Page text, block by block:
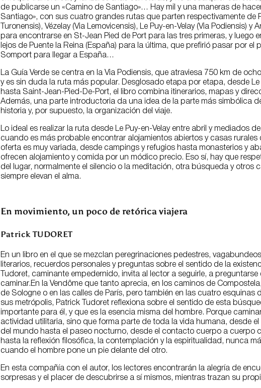
de publicarse un «Camino de Santiago»… Hay mil y una maneras de
Santiago», con sus cuatro grandes rutas que parten respectivamente de
Turonensis), Vézelay (Via Lemovicensis), Le Puy-en-Velay (Via Podiensis) y
para encontrarse en St-Jean Pied de Port para las tres primeras, y luego
lejos de Puente la Reina (España) para la última, que prefirió pasar por el
Somport para llegar a España…
La Guía Verde se centra en la Via Podiensis, que atraviesa 750 km de
y es sin duda la ruta más popular. Desglosado etapa por etapa, desde Le
hasta Saint-Jean-Pied-De-Port, el libro combina itinerarios, mapas y
Además, una parte introductoria da una idea de la parte más simbólica
historia y, por supuesto, la organización del viaje.
Lo ideal es realizar la ruta desde Le Puy-en-Velay entre abril y mediados
cuando es más probable encontrar alojamientos abiertos y casas rurales
oferta es muy variada, desde campings y refugios hasta monasterios y
ofrecen alojamiento y comida por un módico precio. Eso sí, hay que
del lugar, normalmente el silencio o la meditación, otra búsqueda y otros
siempre elevan el alma.
En movimiento, un poco de retórica viajera
Patrick TUDORET
En un libro en el que se mezclan peregrinaciones pedestres,
literarios, recuerdos personales y preguntas sobre el sentido de la
Tudoret, caminante empedernido, invita al lector a seguirle, a
caminar.En la Vendôme que tanto aprecia, en los caminos de
de Sologne o en las calles de París, pero también en las cuatro esquinas
sus metrópolis, Patrick Tudoret reflexiona sobre el sentido de esta
importante para él, y que es la esencia misma del hombre. Porque
actividad utilitaria, sino que forma parte de toda la vida humana, desde
del mundo hasta el paseo nocturno, desde el contacto cuerpo a cuerpo
hasta la reflexión filosófica, la contemplación y la espiritualidad, nunca
cuando el hombre pone un pie delante del otro.
En esta compañía con el autor, los lectores encontrarán la alegría de
sorpresas y el placer de descubrirse a sí mismos, mientras trazan su